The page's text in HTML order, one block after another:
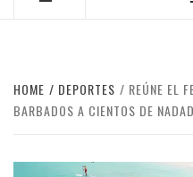
HOME DEPORTES
REÚNE EL
BARBADOS A CIENTOS DE